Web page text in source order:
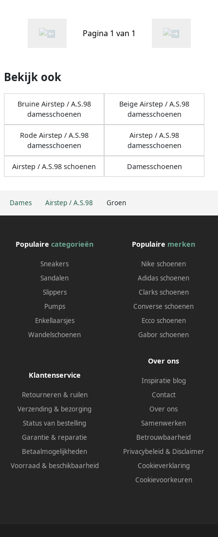
Dames Airstep / A.S.98 Groen
Pagina 1 van 1
Bekijk ook
Bruine Airstep / A.S.98
damesschoenen
Beige Airstep / A.S.98
damesschoenen
Rode Airstep / A.S.98
damesschoenen
Airstep / A.S.98
damesschoenen
Airstep / A.S.98 schoenen Damesschoenen
Populaire categorieën
Sneakers
Sandalen
Slippers
Pumps
Enkellaarsjes
Wandelschoenen
Populaire merken
Nike schoenen
Adidas schoenen
Clarks schoenen
Converse schoenen
Ecco schoenen
Gabor schoenen
Klantenservice
Retourneren & ruilen
Verzending & bezorging
Status van bestelling
Garantie & reparatie
Betaalmogelijkheden
Voorraad & beschikbaarheid
Over ons
Inspiratie blog
Contact
Over ons
Samenwerken
Betrouwbaarheid
Privacybeleid & Disclaimer
Cookieverklaring
Cookievoorkeuren